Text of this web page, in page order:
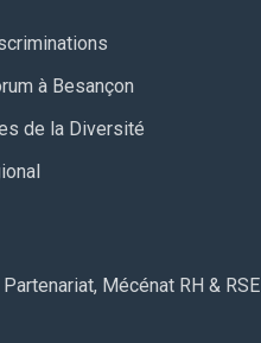
à Besançon
de la Diversité
Mécénat RH & RSE